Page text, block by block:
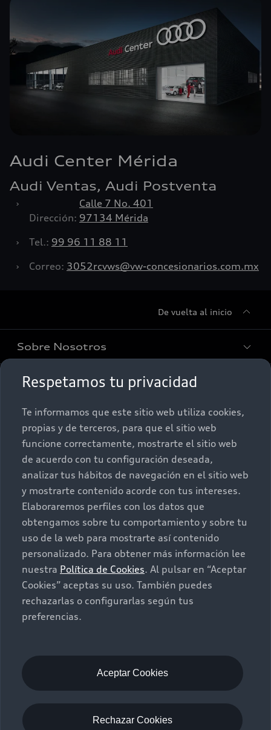
Respetamos tu privacidad
Te informamos que este sitio web utiliza cookies,
propias y de terceros, para que el sitio web
funcione correctamente, mostrarte el sitio web
de acuerdo con tu configuración deseada,
analizar tus hábitos de navegación en el sitio web
y mostrarte contenido acorde con tus intereses.
Elaboraremos perfiles con los datos que
obtengamos sobre tu comportamiento y sobre tu
uso de la web para mostrarte así contenido
personalizado. Para obtener más información lee
nuestra Política de Cookies. Al pulsar en “Aceptar
Cookies” aceptas su uso. También puedes
rechazarlas o configurarlas según tus
preferencias.
Aceptar Cookies
Rechazar Cookies
Audi Center Mérida
Audi Ventas, Audi Postventa
›
Dirección:
Calle 7 No. 401
97134 Mérida
›
Tel.: 99 96 11 88 11
›
Correo: 3052rcvws@vw-concesionarios.com.mx
De vuelta al inicio
Sobre Nosotros
Conócenos
Promociones
Nuestras Promociones
Postventa
Audi Aftersales
Autos Nuevos
Quiero un Audi nuevo
Seminuevos
Audi Certified :plus
Contacto
Contáctanos
Citas de servicio
Información de vehículo nuevo
©2025 Audi de México división de Volkswagen de
Utilizamos cookies para mejorar nuestro sitio
web y tu experiencia en línea. Al continuar
navegando en este sitio web, aceptas el uso de
Términos y Condiciones
Aviso de privacidad